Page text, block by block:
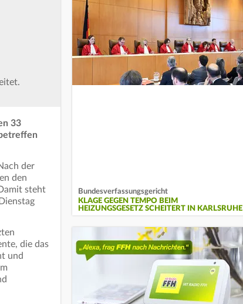
33
der
den
steht
die das
und
Bundesverfassungsgericht
KLAGE GEGEN TEMPO BEIM
HEIZUNGSGESETZ SCHEITERT IN KARLSRUHE